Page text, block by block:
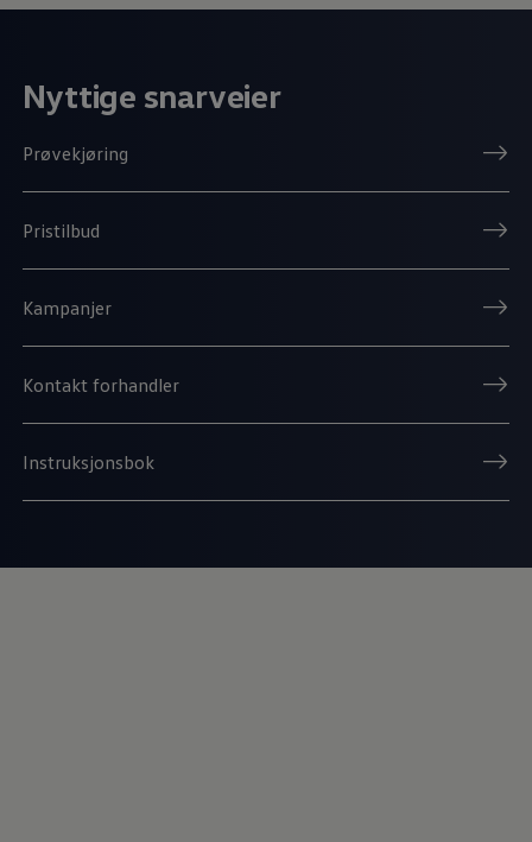
Nyttige snarveier
Prøvekjøring
Pristilbud
Kampanjer
Kontakt forhandler
Instruksjonsbok